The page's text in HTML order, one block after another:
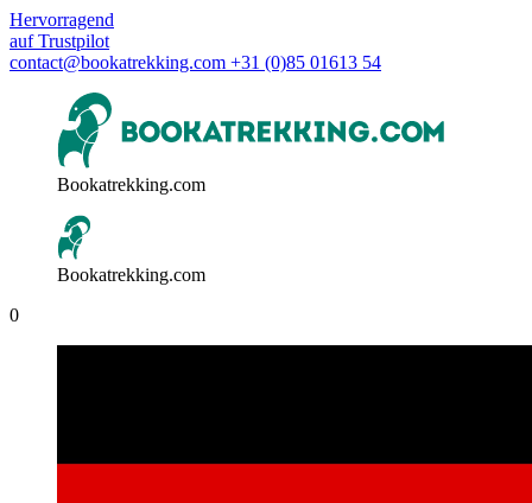
Hervorragend
auf Trustpilot
contact@bookatrekking.com +31 (0)85 01613 54
Bookatrekking.com
Bookatrekking.com
0